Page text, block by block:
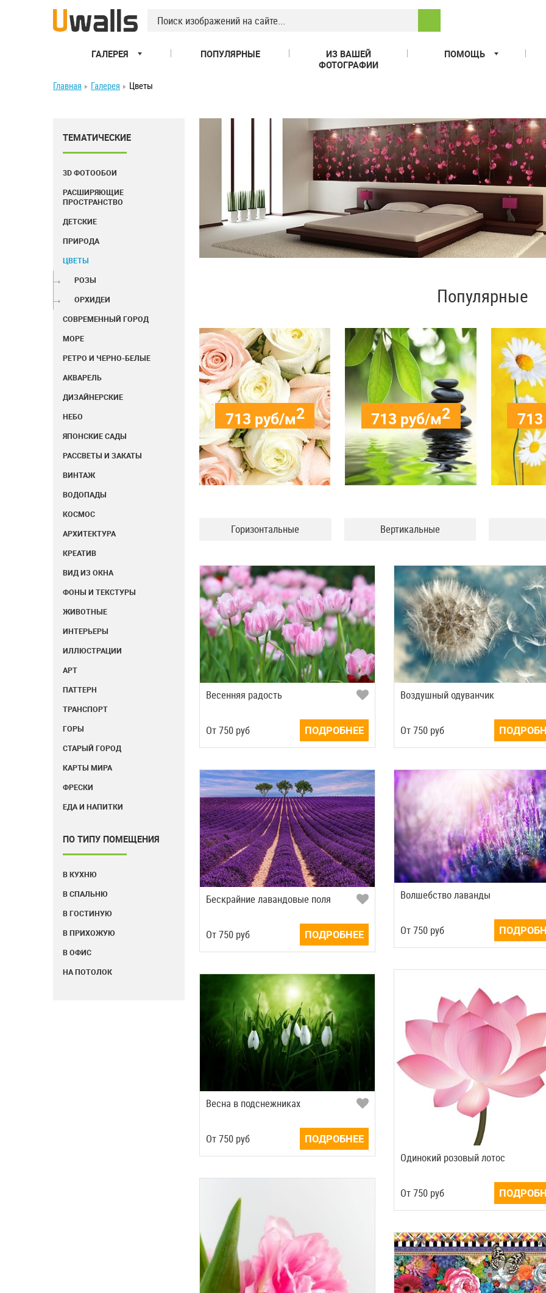
ГАЛЕРЕЯ ПОПУЛЯРНЫЕ
ИЗ ВАШЕЙ
ФОТОГРАФИИ
ПОМОЩЬ
Главная Галерея Цветы
ТЕМАТИЧЕСКИЕ
3D ФОТООБОИ
РАСШИРЯЮЩИЕ
ПРОСТРАНСТВО
ДЕТСКИЕ
ПРИРОДА
ЦВЕТЫ
РОЗЫ
ОРХИДЕИ
СОВРЕМЕННЫЙ ГОРОД
МОРЕ
РЕТРО И ЧЕРНО-БЕЛЫЕ
АКВАРЕЛЬ
ДИЗАЙНЕРСКИЕ
НЕБО
ЯПОНСКИЕ САДЫ
РАССВЕТЫ И ЗАКАТЫ
ВИНТАЖ
ВОДОПАДЫ
КОСМОС
АРХИТЕКТУРА
КРЕАТИВ
ВИД ИЗ ОКНА
ФОНЫ И ТЕКСТУРЫ
ЖИВОТНЫЕ
ИНТЕРЬЕРЫ
ИЛЛЮСТРАЦИИ
АРТ
ПАТТЕРН
ТРАНСПОРТ
ГОРЫ
СТАРЫЙ ГОРОД
КАРТЫ МИРА
ФРЕСКИ
ЕДА И НАПИТКИ
ПО ТИПУ ПОМЕЩЕНИЯ
В КУХНЮ
В СПАЛЬНЮ
В ГОСТИНУЮ
В ПРИХОЖУЮ
В ОФИС
НА ПОТОЛОК
Популярные
713 руб/м2 713 руб/м2 713
Горизонтальные Вертикальные
Весенняя радость
Oт750руб ПОДРОБНЕЕ
Бескрайние лавандовые поля
Oт750руб ПОДРОБНЕЕ
Весна в подснежниках
Oт750руб ПОДРОБНЕЕ
Воздушный одуванчик
Oт750 руб
Волшебство лаванды
Oт750 руб
Одинокий розовый лотос
Oт750 руб